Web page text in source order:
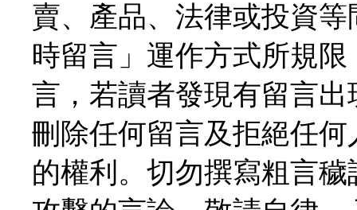
賣、產品、法律或投資
時留言」運作方式所規
言，若讀者發現有留言
刪除任何留言及拒絕任
的權利。切勿撰寫粗言